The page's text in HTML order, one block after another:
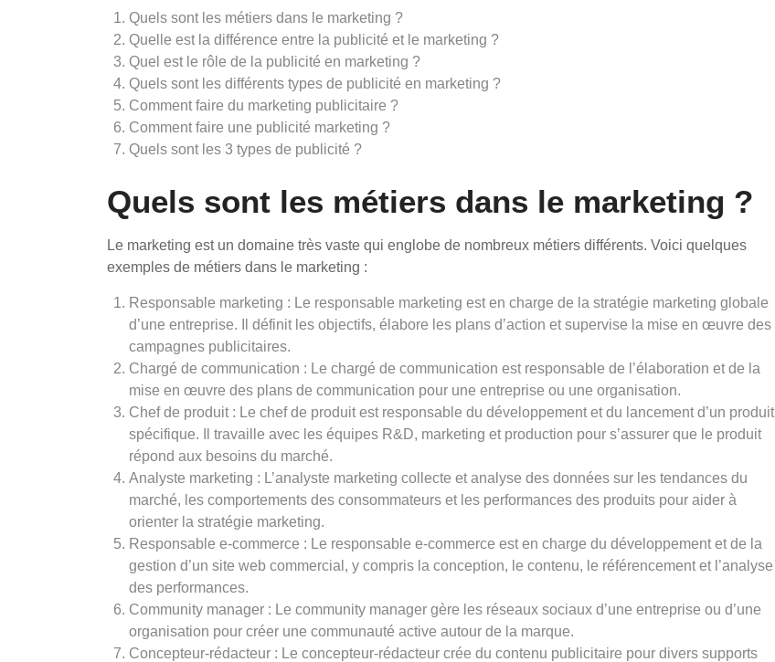
Quels sont les métiers dans le marketing ?
Quelle est la différence entre la publicité et le marketing ?
Quel est le rôle de la publicité en marketing ?
Quels sont les différents types de publicité en marketing ?
Comment faire du marketing publicitaire ?
Comment faire une publicité marketing ?
Quels sont les 3 types de publicité ?
Quels sont les métiers dans le marketing ?
Le marketing est un domaine très vaste qui englobe de nombreux métiers différents. Voici quelques
exemples de métiers dans le marketing :
Responsable marketing : Le responsable marketing est en charge de la stratégie marketing globale
d’une entreprise. Il définit les objectifs, élabore les plans d’action et supervise la mise en œuvre des
campagnes publicitaires.
Chargé de communication : Le chargé de communication est responsable de l’élaboration et de la
mise en œuvre des plans de communication pour une entreprise ou une organisation.
Chef de produit : Le chef de produit est responsable du développement et du lancement d’un produit
spécifique. Il travaille avec les équipes R&D, marketing et production pour s’assurer que le produit
répond aux besoins du marché.
Analyste marketing : L’analyste marketing collecte et analyse des données sur les tendances du
marché, les comportements des consommateurs et les performances des produits pour aider à
orienter la stratégie marketing.
Responsable e-commerce : Le responsable e-commerce est en charge du développement et de la
gestion d’un site web commercial, y compris la conception, le contenu, le référencement et l’analyse
des performances.
Community manager : Le community manager gère les réseaux sociaux d’une entreprise ou d’une
organisation pour créer une communauté active autour de la marque.
Concepteur-rédacteur : Le concepteur-rédacteur crée du contenu publicitaire pour divers supports